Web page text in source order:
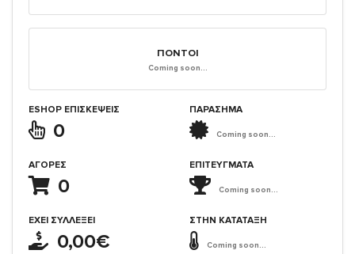
ΠΌΝΤΟΙ
Coming soon...
ESHOP ΕΠΙΣΚΈΨΕΙΣ
0
ΑΓΟΡΈΣ
0
ΈΧΕΙ ΣΥΛΛΈΞΕΙ
0,00€
ΠΑΡΑΣΗΜΑ
Coming soon...
ΕΠΙΤΕΎΓΜΑΤΑ
Coming soon...
ΣΤΗΝ ΚΑΤΆΤΑΞΗ
Coming soon...